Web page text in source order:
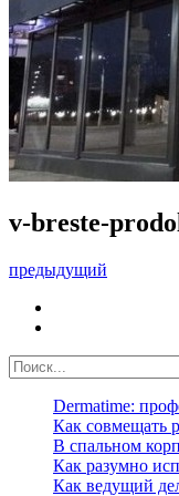
v-breste-
предыдущий
Dermatime:
Как совмещать
В спальном
Как разумно
Как ведущий